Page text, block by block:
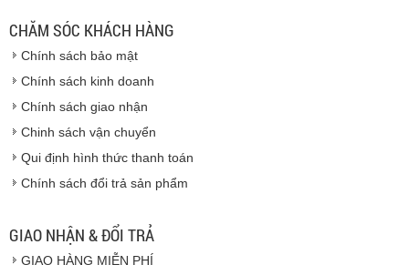
Vinhempich
CAM KẾT CHẤT LƯỢNG
CHĂM SÓC KHÁCH HÀNG
Chính sách bảo mật
Chính sách kinh doanh
Chính sách giao nhận
Chinh sách vận chuyển
Qui định hình thức thanh toán
Chính sách đổi trả sản phẩm
GIAO NHẬN & ĐỔI TRẢ
GIAO HÀNG MIỄN PHÍ